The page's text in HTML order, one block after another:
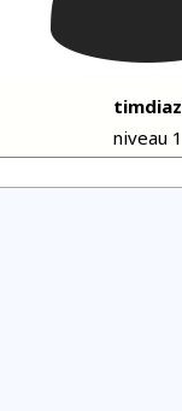
timdiaz
niveau 1